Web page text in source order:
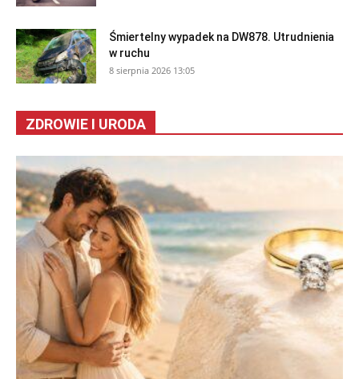
Śmiertelny wypadek na DW878. Utrudnienia
w ruchu
8 sierpnia 2026 13:05
ZDROWIE I URODA